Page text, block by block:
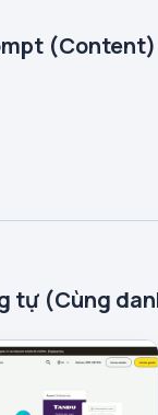
(Content)
tự (Cùng